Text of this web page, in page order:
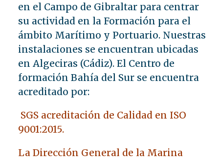
en el Campo de Gibraltar para centrar
su actividad en la Formación para el
ámbito Marítimo y Portuario. Nuestras
instalaciones se encuentran ubicadas
en Algeciras (Cádiz). El Centro de
formación Bahía del Sur se encuentra
acreditado por:
SGS acreditación de Calidad en ISO
9001:2015.
La Dirección General de la Marina